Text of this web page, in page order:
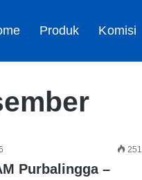
Produk Komisi
251
Purbalingga –